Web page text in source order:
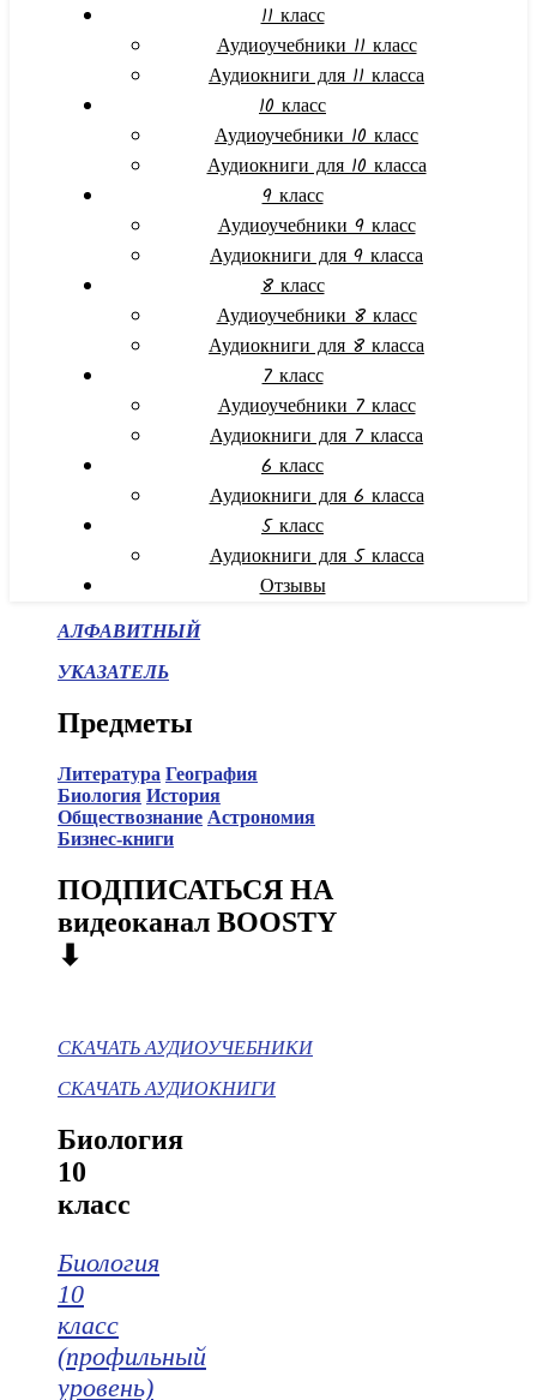
11 класс
Аудиоучебники 11 класс
Аудиокниги для 11 класса
10 класс
Аудиоучебники 10 класс
Аудиокниги для 10 класса
9 класс
Аудиоучебники 9 класс
Аудиокниги для 9 класса
8 класс
Аудиоучебники 8 класс
Аудиокниги для 8 класса
7 класс
Аудиоучебники 7 класс
Аудиокниги для 7 класса
6 класс
Аудиокниги для 6 класса
5 класс
Аудиокниги для 5 класса
Отзывы
АЛФАВИТНЫЙ
УКАЗАТЕЛЬ
Предметы
Литература География
Биология История
Обществознание Астрономия
Бизнес-книги
ПОДПИСАТЬСЯ НА
видеоканал BOOSTY
⬇
СКАЧАТЬ АУДИОУЧЕБНИКИ
СКАЧАТЬ АУДИОКНИГИ
Биология
10
класс
Биология
10
класс
(профильный
уровень)